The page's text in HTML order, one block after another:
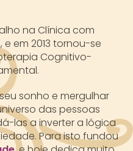
na Clínica com
em 2013 tornou-se
Cognitivo-
sonho e mergulhar
das pessoas
las a inverter a lógica
Para isto fundou